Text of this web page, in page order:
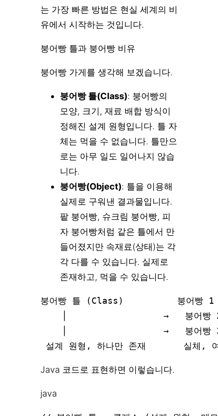
는 가장 빠른 방법은 현실 세계의 비
유에서 시작하는 것입니다.
붕어빵 틀과 붕어빵 비유
붕어빵 가게를 생각해 보겠습니다.
붕어빵 틀(Class): 붕어빵의
모양, 크기, 재료 배합 방식이
정해진 설계 원형입니다. 틀 자
체는 먹을 수 없습니다. 틀만으
로는 아무 일도 일어나지 않습
니다.
붕어빵(Object): 틀을 이용해
실제로 구워낸 결과물입니다.
팥 붕어빵, 슈크림 붕어빵, 피
자 붕어빵처럼 같은 틀에서 만
들어졌지만 속재료(상태)는 각
각 다를 수 있습니다. 실제로
존재하고, 먹을 수 있습니다.
붕어빵 틀 (Class)          붕어빵 1
│                  →   붕어빵
│                  →   붕어빵
Java 코드로 표현하면 이렇습니다.
java